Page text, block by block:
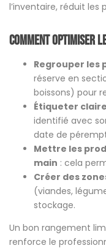
l’inventaire, réduit les
Comment optimiser
Regrouper les
réserve en
boissons) pour
Étiqueter
identifié avec
date de
Mettre les
main : cela
Créer des
(viandes,
stockage.
Un bon rangement
renforce le